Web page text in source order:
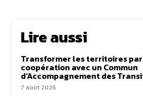
Lire aussi
Transformer les territoires
coopération avec un Commun
d’Accompagnement des
7 août 2026